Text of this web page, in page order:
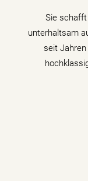
Sie
unterhaltsam
seit